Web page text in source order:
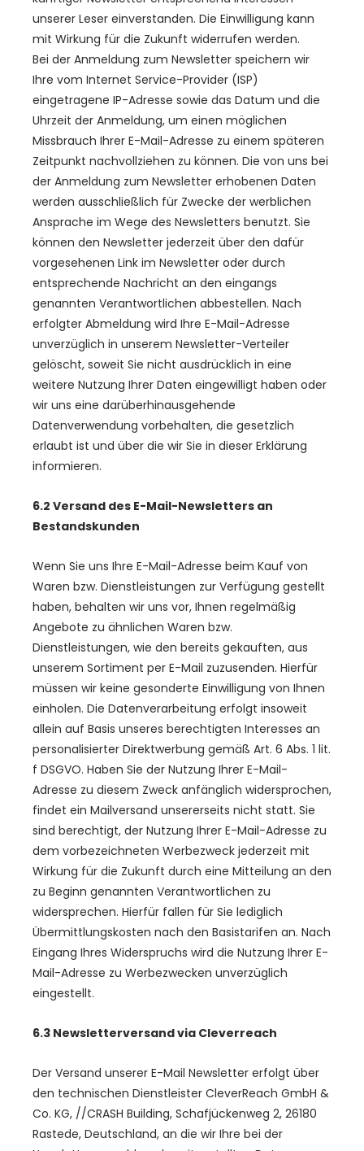
unserer Leser einverstanden. Die Einwilligung kann
mit Wirkung für die Zukunft widerrufen werden.
Bei der Anmeldung zum Newsletter speichern wir
Ihre vom Internet Service-Provider (ISP)
eingetragene IP-Adresse sowie das Datum und die
Uhrzeit der Anmeldung, um einen möglichen
Missbrauch Ihrer E-Mail-Adresse zu einem späteren
Zeitpunkt nachvollziehen zu können. Die von uns bei
der Anmeldung zum Newsletter erhobenen Daten
werden ausschließlich für Zwecke der werblichen
Ansprache im Wege des Newsletters benutzt. Sie
können den Newsletter jederzeit über den dafür
vorgesehenen Link im Newsletter oder durch
entsprechende Nachricht an den eingangs
genannten Verantwortlichen abbestellen. Nach
erfolgter Abmeldung wird Ihre E-Mail-Adresse
unverzüglich in unserem Newsletter-Verteiler
gelöscht, soweit Sie nicht ausdrücklich in eine
weitere Nutzung Ihrer Daten eingewilligt haben oder
wir uns eine darüberhinausgehende
Datenverwendung vorbehalten, die gesetzlich
erlaubt ist und über die wir Sie in dieser Erklärung
informieren.
6.2 Versand des E-Mail-Newsletters an
Bestandskunden
Wenn Sie uns Ihre E-Mail-Adresse beim Kauf von
Waren bzw. Dienstleistungen zur Verfügung gestellt
haben, behalten wir uns vor, Ihnen regelmäßig
Angebote zu ähnlichen Waren bzw.
Dienstleistungen, wie den bereits gekauften, aus
unserem Sortiment per E-Mail zuzusenden. Hierfür
müssen wir keine gesonderte Einwilligung von Ihnen
einholen. Die Datenverarbeitung erfolgt insoweit
allein auf Basis unseres berechtigten Interesses an
personalisierter Direktwerbung gemäß Art. 6 Abs. 1 lit.
f DSGVO. Haben Sie der Nutzung Ihrer E-Mail-
Adresse zu diesem Zweck anfänglich widersprochen,
findet ein Mailversand unsererseits nicht statt. Sie
sind berechtigt, der Nutzung Ihrer E-Mail-Adresse zu
dem vorbezeichneten Werbezweck jederzeit mit
Wirkung für die Zukunft durch eine Mitteilung an den
zu Beginn genannten Verantwortlichen zu
widersprechen. Hierfür fallen für Sie lediglich
Übermittlungskosten nach den Basistarifen an. Nach
Eingang Ihres Widerspruchs wird die Nutzung Ihrer E-
Mail-Adresse zu Werbezwecken unverzüglich
eingestellt.
6.3 Newsletterversand via Cleverreach
Der Versand unserer E-Mail Newsletter erfolgt über
den technischen Dienstleister CleverReach GmbH &
Co. KG, //CRASH Building, Schafjückenweg 2, 26180
Rastede, Deutschland, an die wir Ihre bei der